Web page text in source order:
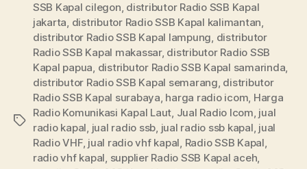
SSB Kapal cilegon, distributor Radio SSB Kapal
jakarta, distributor Radio SSB Kapal kalimantan,
distributor Radio SSB Kapal lampung, distributor
Radio SSB Kapal makassar, distributor Radio SSB
Kapal papua, distributor Radio SSB Kapal samarinda,
distributor Radio SSB Kapal semarang, distributor
Radio SSB Kapal surabaya, harga radio icom, Harga
Radio Komunikasi Kapal Laut, Jual Radio Icom, jual
radio kapal, jual radio ssb, jual radio ssb kapal, jual
Radio VHF, jual radio vhf kapal, Radio SSB Kapal,
radio vhf kapal, supplier Radio SSB Kapal aceh,